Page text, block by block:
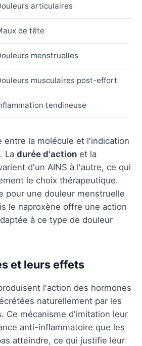
articulaires
de tête
menstruelles
musculaires post-effort
tendineuse
entre la molécule et l'indication
La durée d'action et la
d'un AINS à l'autre, ce qui
le choix thérapeutique.
pour une douleur menstruelle
le naproxène offre une action
à ce type de douleur
et leurs effets
l'action des hormones
naturellement par les
Ce mécanisme d'imitation leur
anti-inflammatoire que les
atteindre, ce qui justifie leur